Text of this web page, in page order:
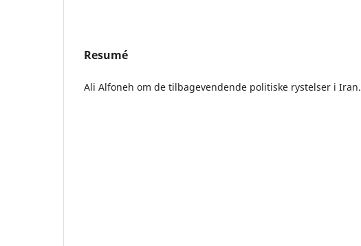
Resumé
Ali Alfoneh om de tilbagevendende politiske rystelser i Iran.